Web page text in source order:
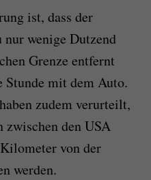
ist, dass der
wenige Dutzend
Grenze entfernt
Stunde mit dem Auto.
zudem verurteilt,
zwischen den USA
von der
werden.